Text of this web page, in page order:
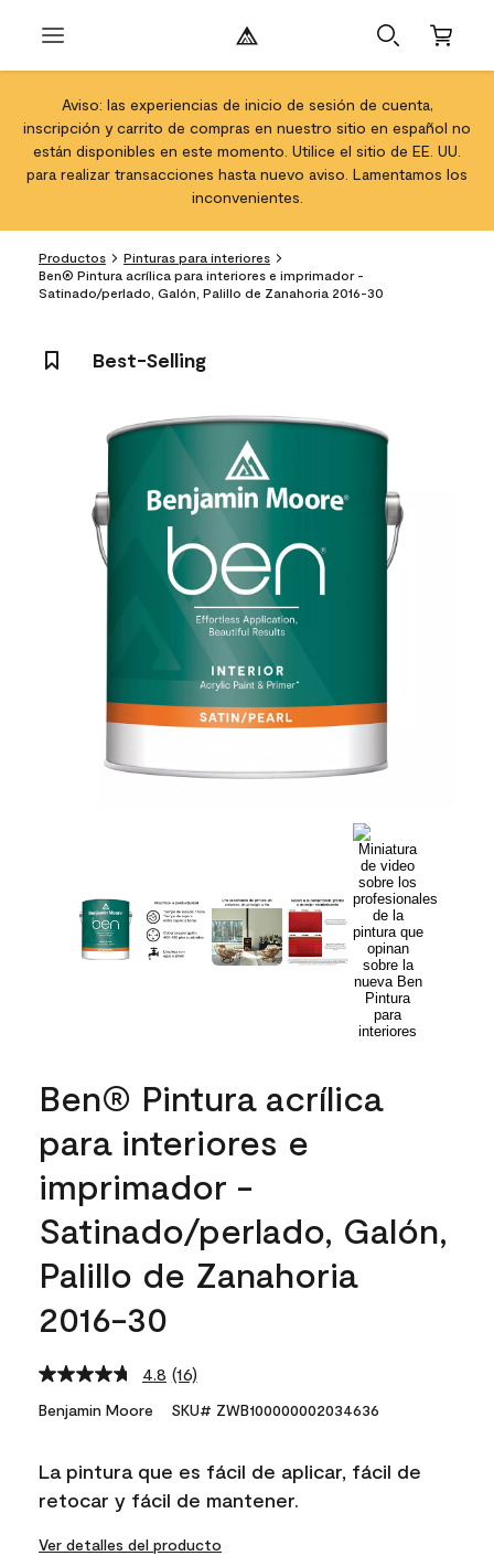
Aviso: las experiencias de inicio de sesión de cuenta,
inscripción y carrito de compras en nuestro sitio en español no
están disponibles en este momento. Utilice el sitio de EE. UU.
para realizar transacciones hasta nuevo aviso. Lamentamos los
inconvenientes.
Productos
Pinturas para interiores
Ben® Pintura acrílica para interiores e imprimador -
Satinado/perlado, Galón, Palillo de Zanahoria 2016-30
Best-Selling
Ben® Pintura acrílica
para interiores e
imprimador -
Satinado/perlado, Galón,
Palillo de Zanahoria
2016-30
4.8 Read
16
Reviews.
link.
(16)
Benjamin Moore SKU# ZWB100000002034636
La pintura que es fácil de aplicar, fácil de
retocar y fácil de mantener.
Ver detalles del producto